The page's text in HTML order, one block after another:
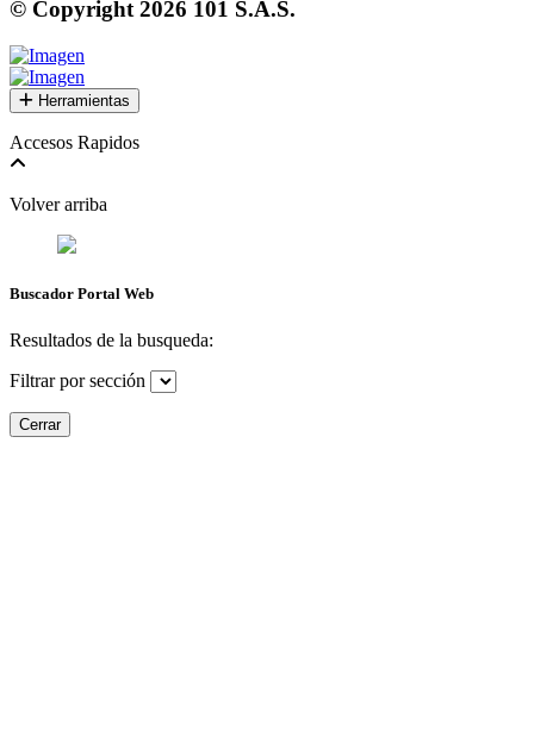
© Copyright 2026 101 S.A.S.
Herramientas
Accesos Rapidos
Volver arriba
Buscador Portal Web
Resultados de la busqueda:
Filtrar por sección
Cerrar